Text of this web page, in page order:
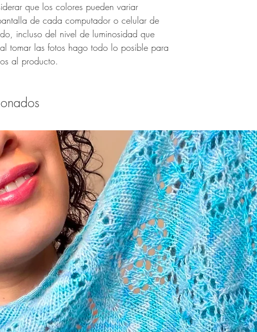
que los colores pueden variar
de cada computador o celular de
incluso del nivel de luminosidad que
tomar las fotos hago todo lo posible para
al producto.